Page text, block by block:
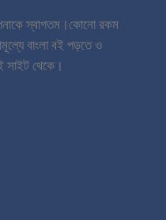
স্বাগতম।কোনো রকম
বাংলা বই পড়তে ও
সাইট থেকে।